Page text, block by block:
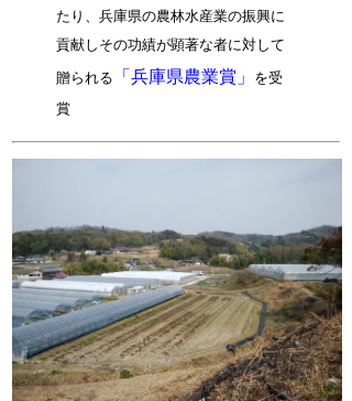
たり、兵庫県の農林水産業の振興に
貢献しその功績が顕著な者に対して
贈られる
「兵庫県農業賞」
を受
賞